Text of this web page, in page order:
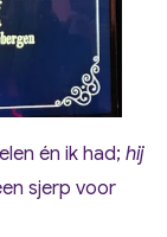
én ik had; hij
sjerp voor